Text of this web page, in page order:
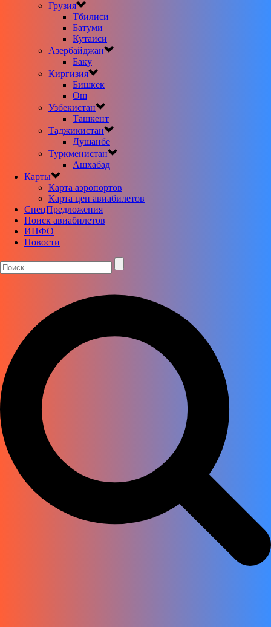
Грузия
Тбилиси
Батуми
Кутаиси
Азербайджан
Баку
Киргизия
Бишкек
Ош
Узбекистан
Ташкент
Таджикистан
Душанбе
Туркменистан
Ашхабад
Карты
Карта аэропортов
Карта цен авиабилетов
CпецПредложения
Поиск авиабилетов
ИНФО
Новости